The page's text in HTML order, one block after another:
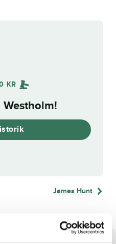
KR
!
James Hunt